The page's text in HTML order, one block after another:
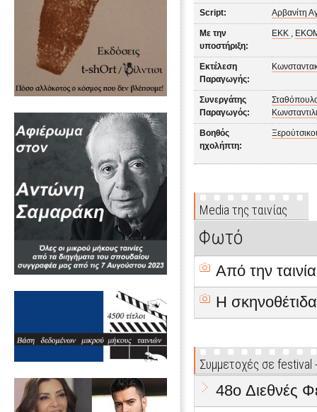
Script: Αρβανίτη
Με την
υποστήριξη:
ΕΚΚ ,
Εκτέλεση
Παραγωγής:
Συνεργάτης
Παραγωγός:
Βοηθός
ηχολήπτη:
Media της ταινίας
Φωτό
Από την ταινία
Η σκηνοθέτιδα
Συμμετοχές σε
48o Διεθνές